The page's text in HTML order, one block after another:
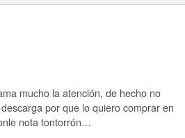
mucho la atención, de hecho no
por que lo quiero comprar en
nota tontorrón…